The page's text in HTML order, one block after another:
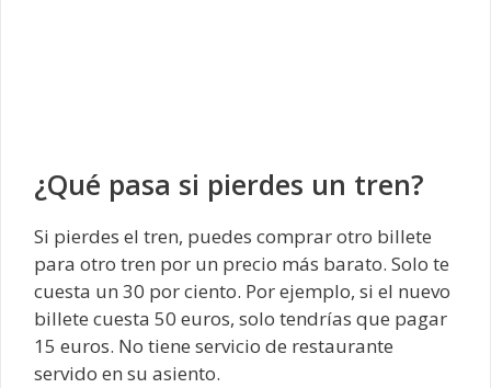
¿Qué pasa si pierdes un tren?
Si pierdes el tren, puedes comprar otro billete
para otro tren por un precio más barato. Solo te
cuesta un 30 por ciento. Por ejemplo, si el nuevo
billete cuesta 50 euros, solo tendrías que pagar
15 euros. No tiene servicio de restaurante
servido en su asiento.